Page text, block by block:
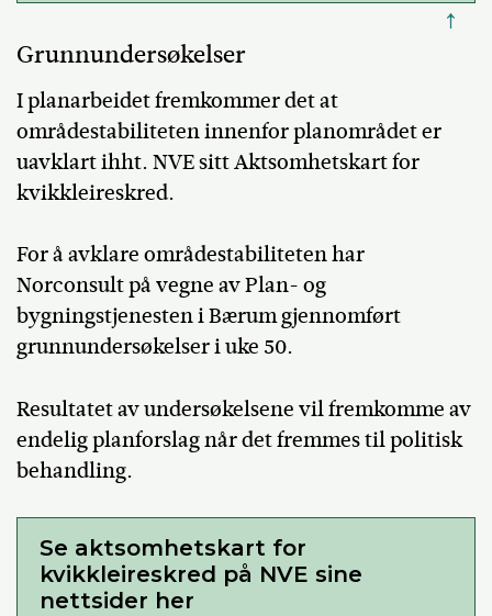
↑
Grunnundersøkelser
I planarbeidet fremkommer det at
områdestabiliteten innenfor planområdet er
uavklart ihht. NVE sitt Aktsomhetskart for
kvikkleireskred.
For å avklare områdestabiliteten har
Norconsult på vegne av Plan- og
bygningstjenesten i Bærum gjennomført
grunnundersøkelser i uke 50.
Resultatet av undersøkelsene vil fremkomme av
endelig planforslag når det fremmes til politisk
behandling.
Se aktsomhetskart for
kvikkleireskred på NVE sine
nettsider her